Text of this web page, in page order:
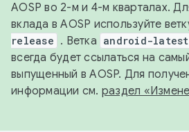
AOSP во 2-м и 4-м кварталах.
вклада в AOSP используйте
release . Ветка android-
всегда будет ссылаться на
выпущенный в AOSP. Для
информации см. раздел